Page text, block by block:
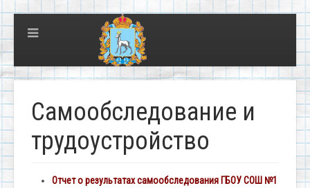
Самообследование и
трудоустройство
Отчет о результатах самообследования ГБОУ СОШ №1